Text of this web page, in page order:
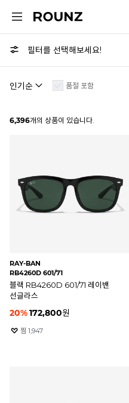
필터를 선택해보세요!
품절 포함
6,396개의 상품이 있습니다.
RAY-BAN
RB4260D 601/71
블랙 RB4260D 601/71 레이밴
선글라스
20%172,800원
찜 1,947